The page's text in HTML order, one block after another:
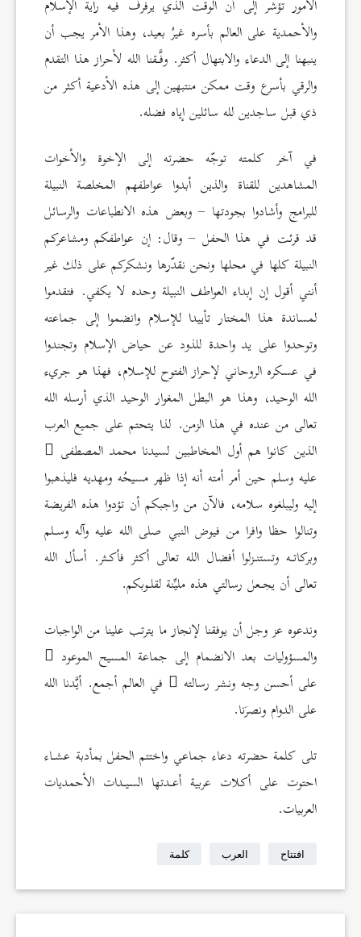
الأمور تؤشر إلى أن الوقت الذي يرفرف فيه راية الإسلام
والأحمدية على العالم بأسره غيرُ بعيد، وهذا الأمر يجب أن
ينبهنا إلى الدعاء والابتهال أكثر. وفَّـقنا الله لأحراز هذا التقدم
والرقي بأسرع وقت ممكن منتبهين إلى هذه الأدعية أكثر من
ذي قبل ساجدين لله سائلين إياه فضله.
في آخر كلمته توجّه حضرته إلى الإخوة والأخوات
المشاهدين للقناة والذين أبدوا عواطفهم المخلصة النبيلة
للبرامج وأشادوا بجودتها – وبعض هذه الانطباعات والرسائل
قد قرئت في هذا الحفل – وقال: إن عواطفكم ومشاعركم
النبيلة كلها في محلها ونحن نقدّرها ونشكركم على ذلك غير
أنني أقول إن إبداء العواطف النبيلة وحده لا يكفي. فتقدموا
لمساندة هذا المختار تأييدا للإسلام وانضموا إلى جماعته
وتوحدوا على يد واحدة للذود عن حياض الإسلام وتجندوا
في عسكره الروحاني لإحراز الفتوح للإسلام، فهذا هو جريء
الله الوحيد، وهذا هو البطل المغوار الوحيد الذي أرسله الله
تعالى من عنده في هذا الزمن. لذا يتحتم على جميع العرب
الذين كانوا هم أول المخاطبين لسيدنا محمد المصطفى
عليه وسلم حين أمر أمته أنه إذا ظهر مسيحُه ومهديه فليذهبوا
إليه وليبلغوه سلامه، فالآن من واجبكم أن تؤدوا هذه الفريضة
وتنالوا حظا وافرا من فيوض النبي صلى الله عليه وآله وسـلم
وبركاتـه وتستنـزلوا أفضال الله تعالى أكثر فأكـثر. أسأل الله
تعالى أن يجـعل رسالتي هذه مليِّنة لقلـوبكم.
وندعوه عز وجل أن يوفقنا لإنجاز ما يترتب علينا من الواجبات
والمسؤوليات بعد الانضمام إلى جماعة المسيح الموعود
على أحسن وجه ونشر رسالته
في العالم أجمع. أيَّدنا الله
على الدوام ونصرَنا.
تلى كلمة حضرته دعاء جماعي واختتم الحفل بمأدبة عشـاء
احتوت على أكلات عربية أعـدتها السيـدات الأحمديات
العربيات.
افتتاح العرب كلمة